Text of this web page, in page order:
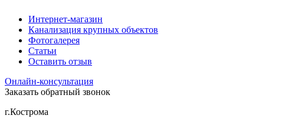
Интернет-магазин
Канализация крупных объектов
Фотогалерея
Статьи
Оставить отзыв
Онлайн-консультация
Заказать обратный звонок
г.Кострома